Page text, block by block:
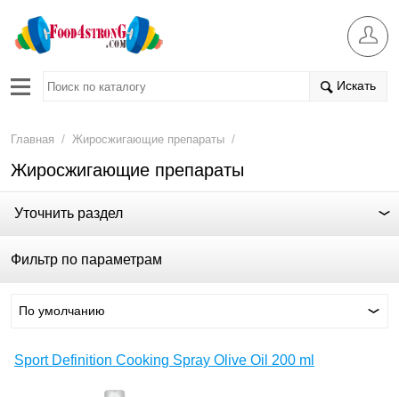
Искать
Главная / Жиросжигающие препараты /
Жиросжигающие препараты
Уточнить раздел
Фильтр по параметрам
По умолчанию
Sport Definition Cooking Spray Olive Oil 200 ml